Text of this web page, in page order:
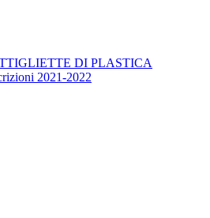
DI PLASTICA
2021-2022